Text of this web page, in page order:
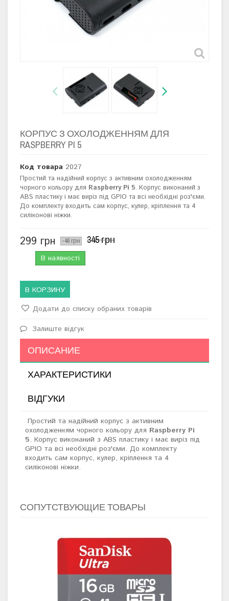
КОРПУС З ОХОЛОДЖЕННЯМ ДЛЯ
RASPBERRY PI 5
Код товара 2027
Простий та надійний корпус з активним охолодженням
чорного кольору для Raspberry Pi 5. Корпус виконаний з
ABS пластику і має виріз під GPIO та всі необхідні роз'єми.
До комплекту входить сам корпус, кулер, кріплення та 4
силіконові ніжки.
299 грн -46 грн 345 грн
В наявності
В КОРЗИНУ
Додати до списку обраних товарів
Залиште відгук
ОПИСАНИЕ
ХАРАКТЕРИСТИКИ
ВІДГУКИ
Простий та надійний корпус з активним
охолодженням чорного кольору для Raspberry Pi
5. Корпус виконаний з ABS пластику і має виріз під
GPIO та всі необхідні роз'єми. До комплекту
входить сам корпус, кулер, кріплення та 4
силіконові ніжки.
СОПУТСТВУЮЩИЕ ТОВАРЫ